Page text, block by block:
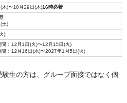
木)〜10月29日(木)16時必着
土)
)
間：12月1日(火)〜12月15日(火)
間：12月16日(水)〜2027年1月5日(火)
生の方は、グループ面接ではなく個